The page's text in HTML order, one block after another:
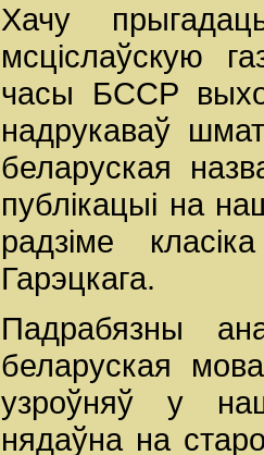
Хачу
мсціслаўскую
часы БССР
надрукаваў
беларуская
публікацыі на
радзіме
Гарэцкага.
Падрабязны
беларуская
узроўняў у
нядаўна на